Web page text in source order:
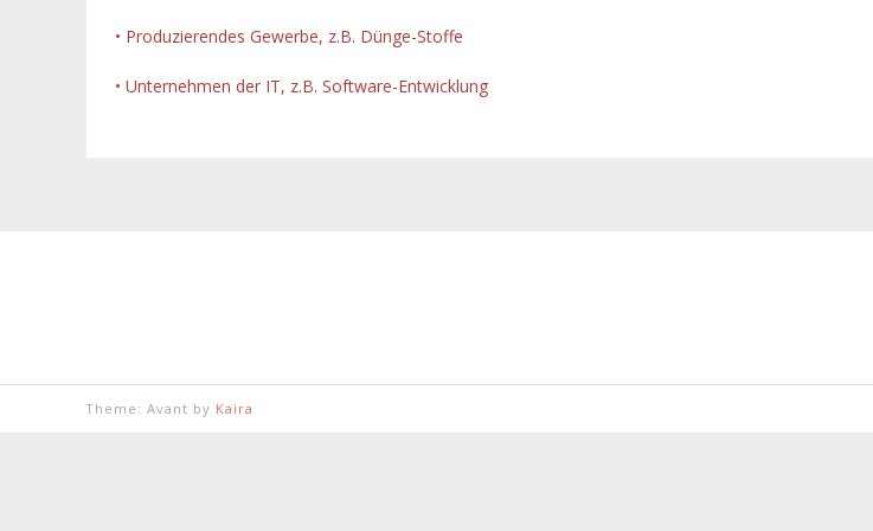
• Produzierendes Gewerbe, z.B. Dünge-Stoffe
• Unternehmen der IT, z.B. Software-Entwicklung
Theme: Avant by Kaira